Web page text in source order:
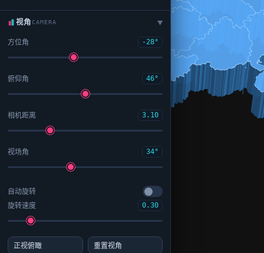
视角CAMERA ▶
方位角 -28°
俯仰角 46°
相机距离 3.10
视场角 34°
自动旋转
旋转速度
0.30
正视俯瞰 重置视角